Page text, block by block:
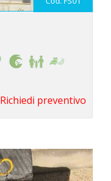
Richiedi preventivo